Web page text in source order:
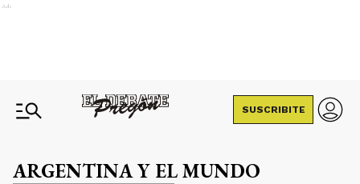
Ads
SUSCRIBITE
ARGENTINA Y EL MUNDO